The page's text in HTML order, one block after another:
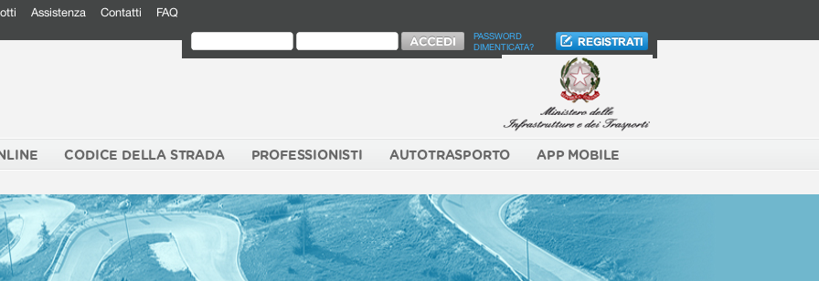
Assistenza Contatti FAQ
PASSWORD
DIMENTICATA?
CODICE DELLA STRADA PROFESSIONISTI AUTOTRASPORTO APP MOBILE